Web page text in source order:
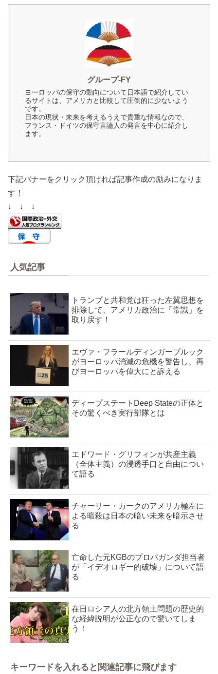
グループ-FY
ヨーロッパの保守の動向について日本語で紹介してい
るサイトは、アメリカと比較して圧倒的に少ないよう
です。
日本の現状・未来を考えるうえで貴重な情報なので、
フランス・ドイツの保守言論人の発言を中心に紹介し
ます。
下記バナーをクリック頂ければ記事作成の励みになりま
す！
↓ ↓ ↓
人気記事
トランプと共和党は狂った左翼思想を
排除して、アメリカ政治に「常識」を
取り戻す！
エヴァ・フラールディンガーブルック
がヨーロッパ消滅の危機を警告し、再
びヨーロッパを偉大にと訴える
ディープステートDeep Stateの正体と
その驚くべき実行部隊とは
エドワード・グリフィンが共産主義
（全体主義）の浸透手口と自由につい
て語る
チャーリー・カークのアメリカ極左に
よる暗殺は日本の暗い未来を暗示させ
る
亡命した元KGBのプロパガンダ担当者
が「イデオロギー的破壊」について語
る
在日ロシア人の北方領土問題の歴史的
な経緯説明が公正なので驚いてしま
う！
キーワードを入れると関連記事に飛びます